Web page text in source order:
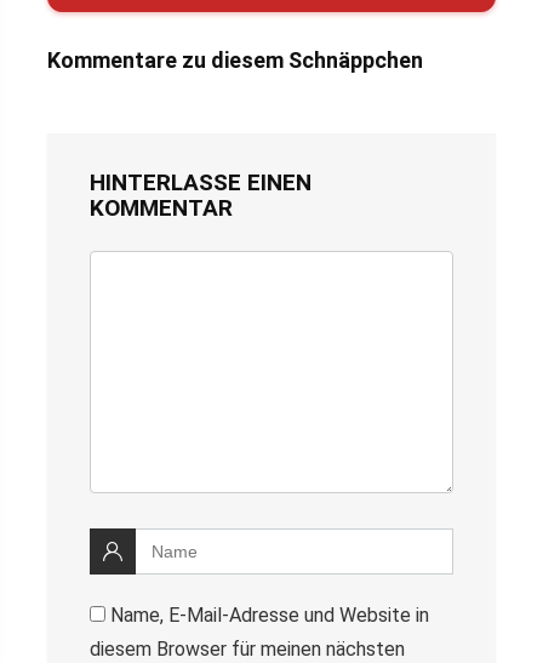
Kommentare zu diesem Schnäppchen
HINTERLASSE EINEN
KOMMENTAR
Name, E-Mail-Adresse und Website in
diesem Browser für meinen nächsten